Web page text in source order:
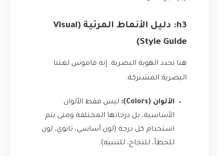
h3: دليل الأنماط المرئية (Visual
Style Guide)
هنا نحدد الهوية البصرية. إنه قاموس لغتنا
البصرية المشتركة:
الألوان (Colors):
ليس فقط الألوان
الأساسية، بل درجاتها المختلفة ومتى يتم
استخدام كل درجة (لون أساسي، ثانوي، لون
للخطأ، للنجاح، للتنبيه).